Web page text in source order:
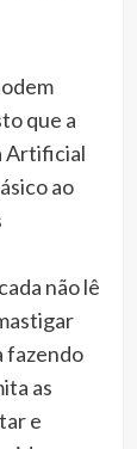
que a
Artificial
ao
não lê
fazendo
as
e